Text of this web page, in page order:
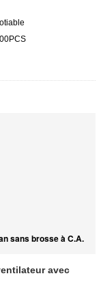
sans brosse à C.A.
avec